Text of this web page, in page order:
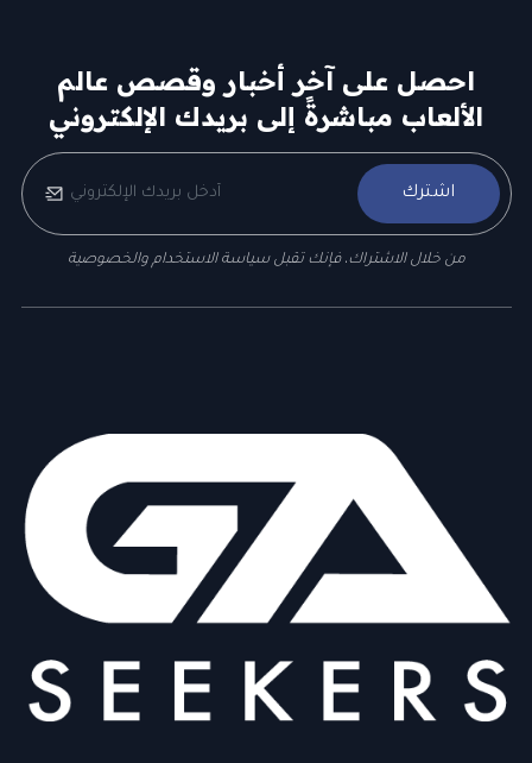
احصل على آخر أخبار وقصص عالم
الألعاب مباشرةً إلى بريدك الإلكتروني
من خلال الاشتراك، فإنك تقبل سياسة الاستخدام والخصوصية
اشترك